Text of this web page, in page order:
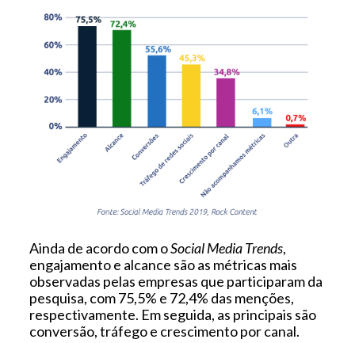
Ainda de acordo com oSocial Media Trends,
engajamento e alcance são as métricas mais
observadas pelas empresas que participaram da
pesquisa, com 75,5% e 72,4% das menções,
respectivamente. Em seguida, as principais são
conversão, tráfego e crescimento por canal.